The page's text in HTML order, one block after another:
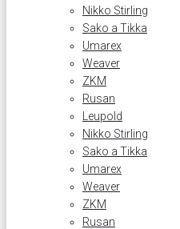
Nikko Stirling
Sako a Tikka
Umarex
Weaver
ZKM
Rusan
Leupold
Nikko Stirling
Sako a Tikka
Umarex
Weaver
ZKM
Rusan